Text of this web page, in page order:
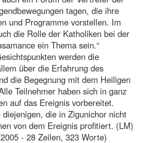
tagen, die ihre
und Programme vorstellen. Im
die Rolle der Katholiken bei der
ein Thema sein.“
werden die
über die Erfahrung des
die Begegnung mit dem Heiligen
Teilnehmer haben sich in ganz
auf das Ereignis vorbereitet.
die in Zigunichor nicht
von dem Ereignis profitiert. (LM)
- 28 Zeilen, 323 Worte)